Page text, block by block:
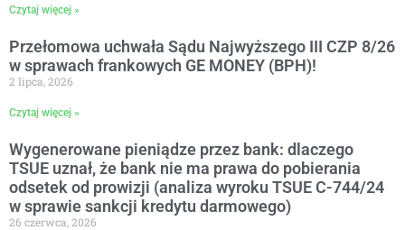
Czytaj więcej »
Przełomowa uchwała Sądu Najwyższego III CZP 8/26
w sprawach frankowych GE MONEY (BPH)!
2 lipca, 2026
Czytaj więcej »
Wygenerowane pieniądze przez bank: dlaczego
TSUE uznał, że bank nie ma prawa do pobierania
odsetek od prowizji (analiza wyroku TSUE C-744/24
w sprawie sankcji kredytu darmowego)
26 czerwca, 2026